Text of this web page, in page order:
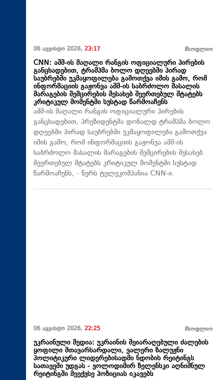
06 აგვისტო 2026, 23:17 მსოფლიო
CNN: აშშ-ის მაღალი რანგის ოფიციალური პირების
განცხადებით, ტრამპმა ბოლო დღეებში პირად
საუბრებში უკმაყოფილება გამოთქვა იმის გამო, რომ
ინფორმაციის გაჟონვა აშშ-ის საბრძოლო მასალის
მარაგების შემცირების შესახებ შეერთებულ შტატებს
კრიტიკულ მომენტში სუსტად წარმოაჩენს
აშშ-ის მაღალი რანგის ოფიციალური პირების
განცხადებით, პრეზიდენტმა დონალდ ტრამპმა ბოლო
დღეებში პირად საუბრებში უკმაყოფილება გამოთქვა
იმის გამო, რომ ინფორმაციის გაჟონვა აშშ-ის
საბრძოლო მასალის მარაგების შემცირების შესახებ
შეერთებულ შტატებს კრიტიკულ მომენტში სუსტად
წარმოაჩენს, - წერს ტელეკომპანია CNN-ი.
06 აგვისტო 2026, 22:25 მსოფლიო
უკრაინული მედია: უკრაინის შეიარაღებული ძალების
ყოფილი მთავარსარდალი, ვალერი ზალუჟნი
პოლიტიკური ლიდერებისადმი ნდობის რეიტინგს
სათავეში უდგას - ვოლოდიმირ ზელენსკი აღნიშნულ
რეიტინგში მეექვსე პოზიციას იკავებს